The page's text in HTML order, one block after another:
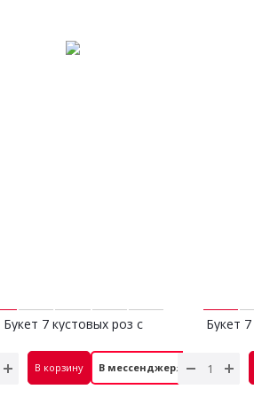
Букет 7 кустовых роз с
4 100 руб.
В корзину В мессенджер⚡
Букет